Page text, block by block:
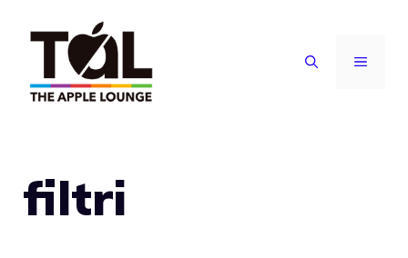
contenuto
MENU
filtri